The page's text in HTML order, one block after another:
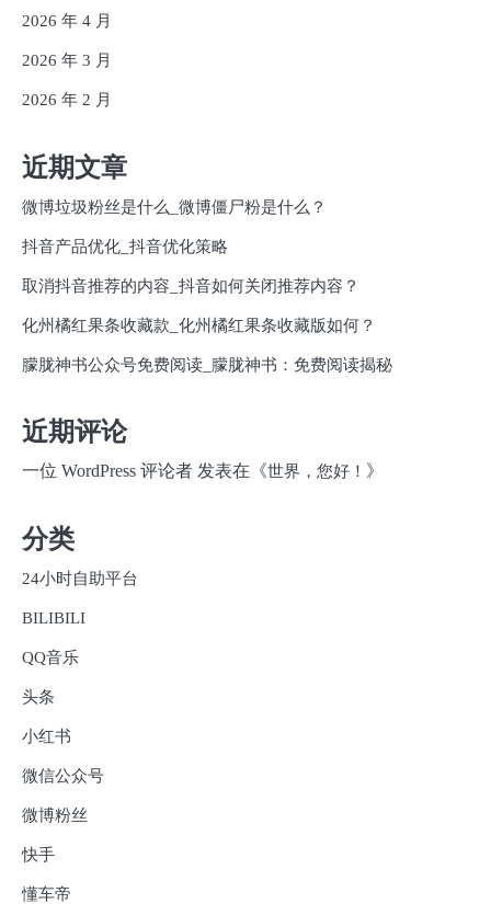
2026 年 4 月
2026 年 3 月
2026 年 2 月
近期文章
微博垃圾粉丝是什么_微博僵尸粉是什么？
抖音产品优化_抖音优化策略
取消抖音推荐的内容_抖音如何关闭推荐内容？
化州橘红果条收藏款_化州橘红果条收藏版如何？
朦胧神书公众号免费阅读_朦胧神书：免费阅读揭秘
近期评论
一位 WordPress 评论者 发表在《世界，您好！ 》
分类
24小时自助平台
BILIBILI
QQ音乐
头条
小红书
微信公众号
微博粉丝
快手
懂车帝